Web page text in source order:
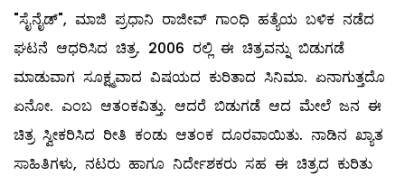
"ಸೈನೈಡ್", ಮಾಜಿ ಪ್ರಧಾನಿ ರಾಜೀವ್ ಗಾಂಧಿ ಹತ್ಯೆಯ ಬಳಿಕ ನಡೆದ
ಘಟನೆ ಆಧರಿಸಿದ ಚಿತ್ರ.‌ 2006 ರಲ್ಲಿ ಈ ಚಿತ್ರವನ್ನು ಬಿಡುಗಡೆ
ಮಾಡುವಾಗ ಸೂಕ್ಷ್ಮವಾದ ವಿಷಯದ ಕುರಿತಾದ ಸಿನಿಮಾ. ಏನಾಗುತ್ತದೊ
ಏನೋ. ಎಂಬ ಆತಂಕವಿತ್ತು. ಆದರೆ ಬಿಡುಗಡೆ ಆದ ಮೇಲೆ‌ ಜನ ಈ
ಚಿತ್ರ ಸ್ವೀಕರಿಸಿದ ರೀತಿ ಕಂಡು ಆತಂಕ ದೂರವಾಯಿತು. ನಾಡಿನ ಖ್ಯಾತ
ಸಾಹಿತಿಗಳು, ನಟರು ಹಾಗೂ‌ ನಿರ್ದೇಶಕರು ಸಹ ಈ ಚಿತ್ರದ ಕುರಿತು